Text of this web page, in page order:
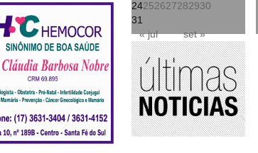
« jul set »
24252627282930
31